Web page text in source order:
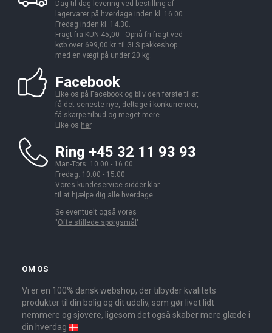
Dag til dag levering ved bestilling af
lagervarer på hverdage inden kl. 16.00.
Fredag inden kl. 14.30.
Fragt fra KUN 45,00 - Opnå fri fragt ved
køb over 699,00 kr. til GLS pakkeshop
med en vægt på under 20 kg.
Facebook
Like os på Facebook og bliv den første til at
få det seneste nye, deltage i konkurrencer,
få skarpe tilbud og meget mere.
Like os her.
Ring +45 32 11 93 93
Man-Tors: 10.00 - 16.00
Fredag: 10.00 - 15.00
Vores kundeservice sidder klar
til at hjælpe dig alle hverdage.
Se eventuelt også vores
"Ofte stillede spørgsmål ".
OM OS
Vi er en 100% dansk webshop, der tilbyder kvalitets
produkter til din bolig og dit udeliv, som gør livet lidt
nemmere og sjovere, ligesom det også skaber mere glæde i
din hverdag